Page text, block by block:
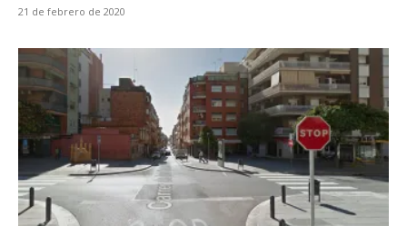
21 de febrero de 2020